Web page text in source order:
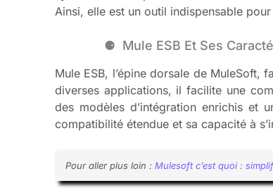
Ainsi, elle est un outil indispensable
Mule ESB Et Ses
Mule ESB, l’épine dorsale de
diverses applications, il facilite une
des modèles d’intégration enrichis et
compatibilité étendue et sa capacité à
Pour aller plus loin : Mulesoft c’est quoi :